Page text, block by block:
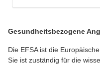
Gesundheitsbezogene
Die EFSA ist die
Sie ist zuständig für die